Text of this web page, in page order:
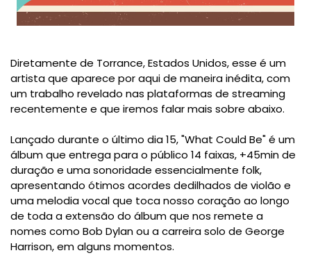
Diretamente de Torrance, Estados Unidos, esse é um
artista que aparece por aqui de maneira inédita, com
um trabalho revelado nas plataformas de streaming
recentemente e que iremos falar mais sobre abaixo.
Lançado durante o último dia 15, "What Could Be" é um
álbum que entrega para o público 14 faixas, +45min de
duração e uma sonoridade essencialmente folk,
apresentando ótimos acordes dedilhados de violão e
uma melodia vocal que toca nosso coração ao longo
de toda a extensão do álbum que nos remete a
nomes como Bob Dylan ou a carreira solo de George
Harrison, em alguns momentos.